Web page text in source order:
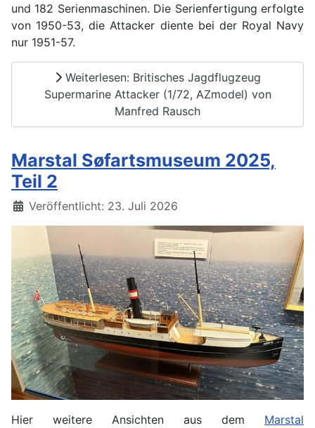
und 182 Serienmaschinen. Die Serienfertigung erfolgte
von 1950-53, die Attacker diente bei der Royal Navy
nur 1951-57.
Weiterlesen: Britisches Jagdflugzeug
Supermarine Attacker (1/72, AZmodel) von
Manfred Rausch
Marstal Søfartsmuseum 2025,
Teil 2
Details
Veröffentlicht: 23. Juli 2026
Hier weitere Ansichten aus dem Marstal